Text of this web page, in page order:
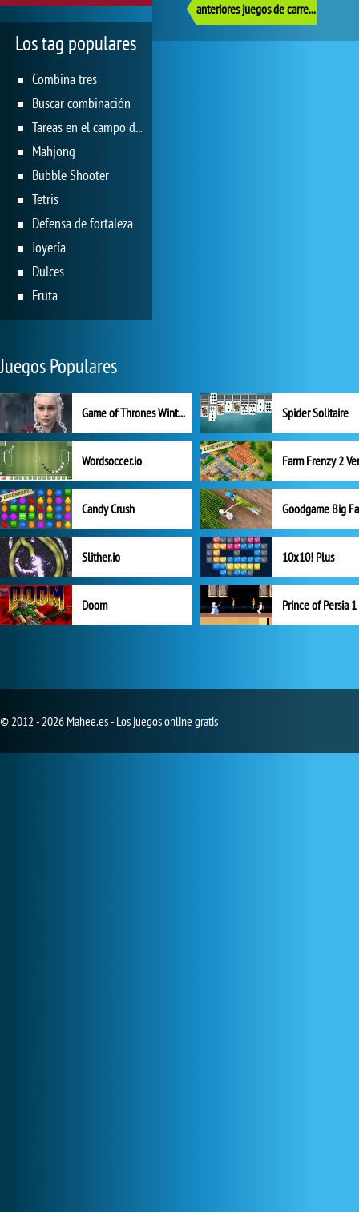
anteriores juegos de carreras
Los tag populares
Combina tres
Buscar combinación
Tareas en el campo de juego
Mahjong
Bubble Shooter
Tetris
Defensa de fortaleza
Joyería
Dulces
Fruta
Juegos Populares
Game of Thrones Winter is Coming Spider Solitaire
Wordsoccer.io
Candy Crush Goodgame Big
Slither.io 10x10! Plus
Doom Prince of Persia 1
© 2012 - 2026 Mahee.es - Los juegos online gratis